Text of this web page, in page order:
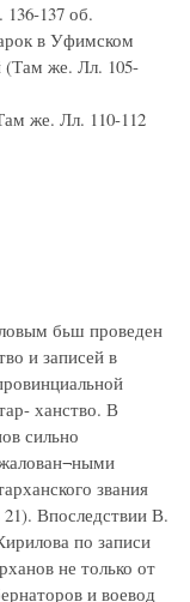
137 об.
в Уфимском
(Там же. Лл. 105-
же. Лл. 110-112
бьш проведен
и записей в
ханство. В
сильно
звания
Впоследствии В.
по записи
не только от
и воевод